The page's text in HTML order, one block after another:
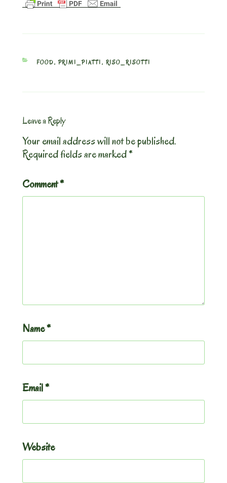
CATEGORIES
FOOD,PRIMI_PIATTI , RISO_RISOTTI
Leave a Reply
Your email address will not be published.
Required fields are marked*
Comment*
Name*
Email*
Website